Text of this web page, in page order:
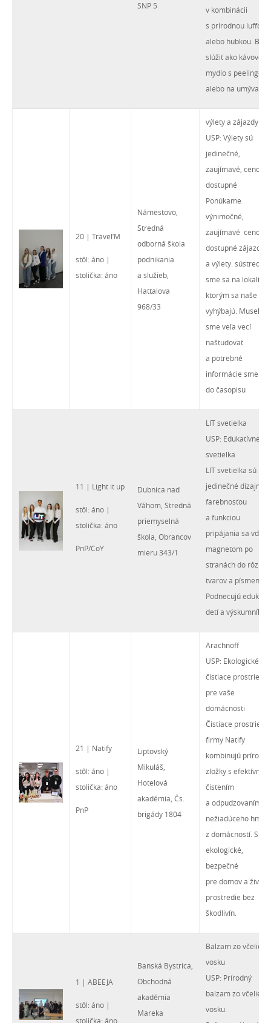
SNP 5
v kombinácii
s prírodnou luffou
alebo hubkou.
slúžiť ako kávové
mydlo s peelingom
alebo na umývanie.
20 | Travel’M
stôl: áno |
stolička: áno
Námestovo,
Stredná
odborná škola
podnikania
a služieb,
Hattalova
968/33
výlety a zájazdy
USP: Výlety sú
jedinečné,
zaujímavé, cenovo
dostupné
Ponúkame
výnimočné,
zaujímavé cenovo
dostupné zájazdy
a výlety. sústredili
sme sa na lokality,
ktorým sa naše CK
vyhýbajú. Museli
sme veľa vecí
naštudovať
a potrebné
informácie sme
do časopisu
11 | Light it up
stôl: áno |
stolička: áno
PnP/CoY
Dubnica nad
Váhom, Stredná
priemyselná
škola, Obrancov
mieru 343/1
LIT svetielka
USP: Edukatívne
svetielka
LIT svetielka sú
jedinečné
farebnosťou
a funkciou
pripájania sa vďaka
magnetom po
stranách do
tvarov a písmen.
Podnecujú
detí a výskumníkov.
21 | Natify
stôl: áno |
stolička: áno
PnP
Liptovský
Mikuláš,
Hotelová
akadémia, Čs.
brigády 1804
Arachnoff
USP: Ekologické
čistiace prostriedky
pre vaše
domácnosti
Čistiace
firmy Natify
kombinujú prírodné
zložky s efektívnym
čistením
a odpudzovaním
nežiadúceho
z domácností. Sú
ekologické,
bezpečné
pre domov a
prostredie bez
škodlivín.
1 | ABEEJA
stôl: áno |
stolička: áno
Banská Bystrica,
Obchodná
akadémia
Mareka
Balzam zo včelieho
vosku
USP: Prírodný
balzam zo včelieho
vosku.